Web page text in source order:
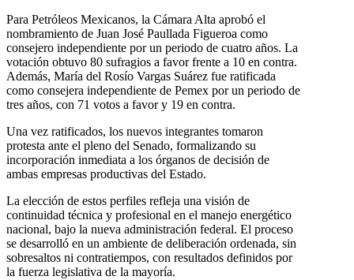
Para Petróleos Mexicanos, la Cámara Alta aprobó el
nombramiento de Juan José Paullada Figueroa como
consejero independiente por un periodo de cuatro años. La
votación obtuvo 80 sufragios a favor frente a 10 en contra.
Además, María del Rosío Vargas Suárez fue ratificada
como consejera independiente de Pemex por un periodo de
tres años, con 71 votos a favor y 19 en contra.
Una vez ratificados, los nuevos integrantes tomaron
protesta ante el pleno del Senado, formalizando su
incorporación inmediata a los órganos de decisión de
ambas empresas productivas del Estado.
La elección de estos perfiles refleja una visión de
continuidad técnica y profesional en el manejo energético
nacional, bajo la nueva administración federal. El proceso
se desarrolló en un ambiente de deliberación ordenada, sin
sobresaltos ni contratiempos, con resultados definidos por
la fuerza legislativa de la mayoría.